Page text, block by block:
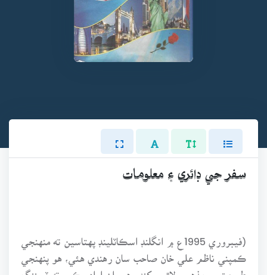
سفر جي ڊائري ۽ معلومات
(فيبروري 1995ع ۾ انگلنڊ اسڪاٽلينڊ پهتاسين ته منهنجي
ڪمپني ناظم علي خان صاحب سان رهندي هئي، هو پنهنجي
طبيعت ۾ مذهبي لاڙو رکندو هو، ان ارادو ڪيو ته ٽريننگ